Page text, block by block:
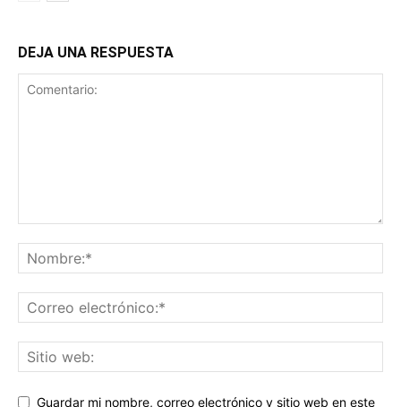
DEJA UNA RESPUESTA
Guardar mi nombre, correo electrónico y sitio web en este